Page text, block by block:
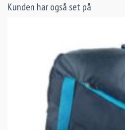
Kunden har også set på